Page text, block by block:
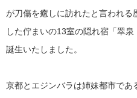
が刀傷を癒しに訪れたと言われる
した佇まいの13室の隠れ宿「翠
誕生いたしました。
京都とエジンバラは姉妹都市であ